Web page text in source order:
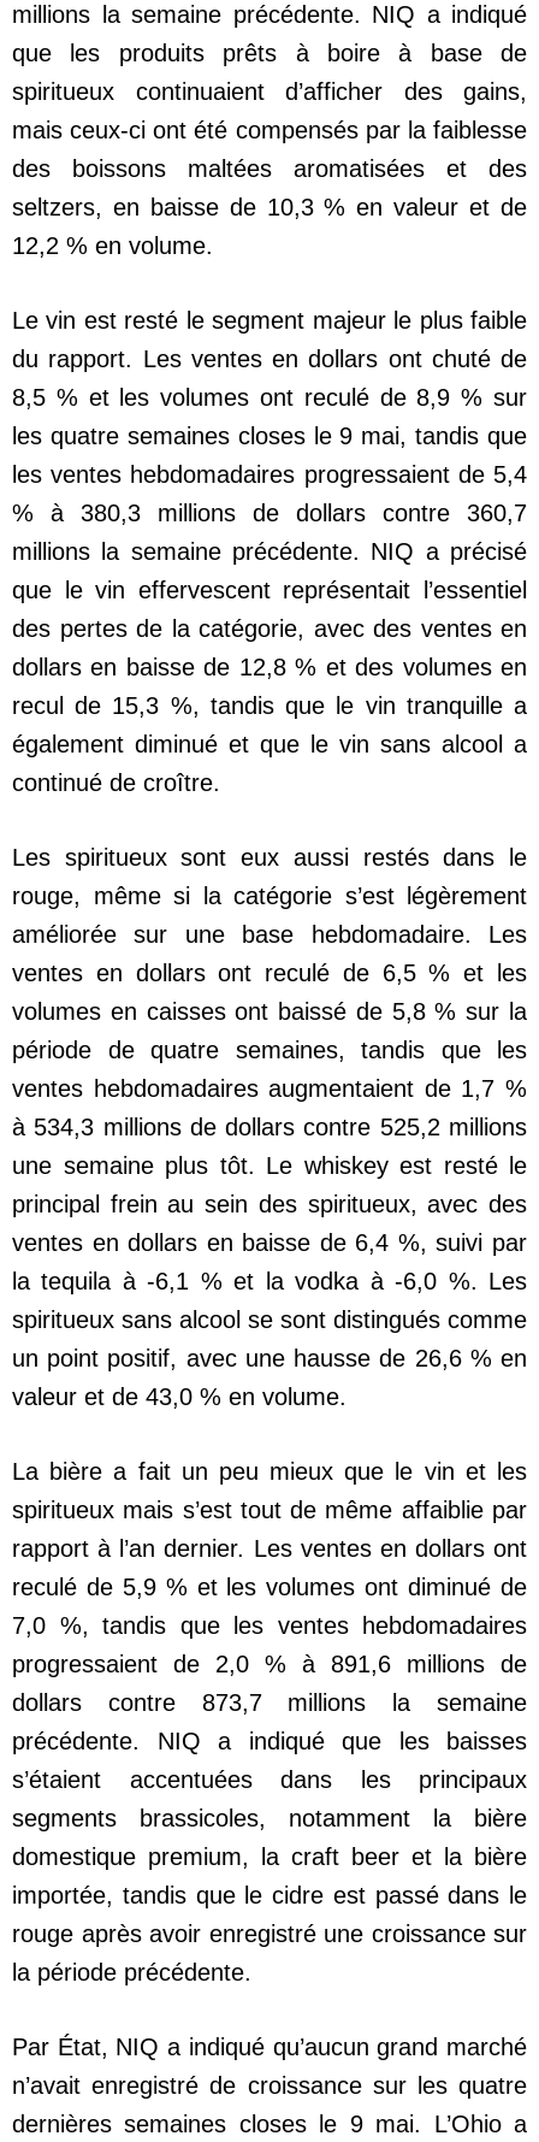
millions la semaine précédente. NIQ a indiqué
que les produits prêts à boire à base de
spiritueux continuaient d’afficher des gains,
mais ceux-ci ont été compensés par la faiblesse
des boissons maltées aromatisées et des
seltzers, en baisse de 10,3 % en valeur et de
12,2 % en volume.
Le vin est resté le segment majeur le plus faible
du rapport. Les ventes en dollars ont chuté de
8,5 % et les volumes ont reculé de 8,9 % sur
les quatre semaines closes le 9 mai, tandis que
les ventes hebdomadaires progressaient de 5,4
% à 380,3 millions de dollars contre 360,7
millions la semaine précédente. NIQ a précisé
que le vin effervescent représentait l’essentiel
des pertes de la catégorie, avec des ventes en
dollars en baisse de 12,8 % et des volumes en
recul de 15,3 %, tandis que le vin tranquille a
également diminué et que le vin sans alcool a
continué de croître.
Les spiritueux sont eux aussi restés dans le
rouge, même si la catégorie s’est légèrement
améliorée sur une base hebdomadaire. Les
ventes en dollars ont reculé de 6,5 % et les
volumes en caisses ont baissé de 5,8 % sur la
période de quatre semaines, tandis que les
ventes hebdomadaires augmentaient de 1,7 %
à 534,3 millions de dollars contre 525,2 millions
une semaine plus tôt. Le whiskey est resté le
principal frein au sein des spiritueux, avec des
ventes en dollars en baisse de 6,4 %, suivi par
la tequila à -6,1 % et la vodka à -6,0 %. Les
spiritueux sans alcool se sont distingués comme
un point positif, avec une hausse de 26,6 % en
valeur et de 43,0 % en volume.
La bière a fait un peu mieux que le vin et les
spiritueux mais s’est tout de même affaiblie par
rapport à l’an dernier. Les ventes en dollars ont
reculé de 5,9 % et les volumes ont diminué de
7,0 %, tandis que les ventes hebdomadaires
progressaient de 2,0 % à 891,6 millions de
dollars contre 873,7 millions la semaine
précédente. NIQ a indiqué que les baisses
s’étaient accentuées dans les principaux
segments brassicoles, notamment la bière
domestique premium, la craft beer et la bière
importée, tandis que le cidre est passé dans le
rouge après avoir enregistré une croissance sur
la période précédente.
Par État, NIQ a indiqué qu’aucun grand marché
n’avait enregistré de croissance sur les quatre
dernières semaines closes le 9 mai. L’Ohio a